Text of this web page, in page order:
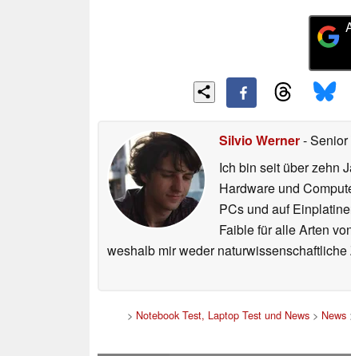
Silvio Werner-
Ich bin seit über zehn
Hardware und
PCs und auf
Faible für alle Arten
weshalb mir weder
> Notebook Test, Laptop Test und News> News